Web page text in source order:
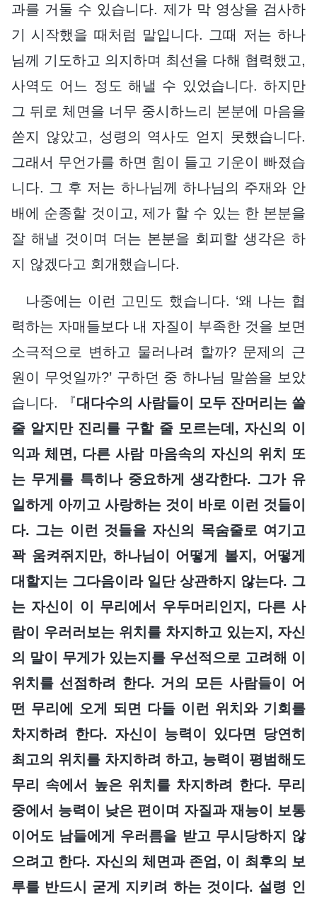
과를 거둘 수 있습니다. 제가 막 영상을 검사하
기 시작했을 때처럼 말입니다. 그때 저는 하나
님께 기도하고 의지하며 최선을 다해 협력했고,
사역도 어느 정도 해낼 수 있었습니다. 하지만
그 뒤로 체면을 너무 중시하느리 본분에 마음을
쏟지 않았고, 성령의 역사도 얻지 못했습니다.
그래서 무언가를 하면 힘이 들고 기운이 빠졌습
니다. 그 후 저는 하나님께 하나님의 주재와 안
배에 순종할 것이고, 제가 할 수 있는 한 본분을
잘 해낼 것이며 더는 본분을 회피할 생각은 하
지 않겠다고 회개했습니다.
나중에는 이런 고민도 했습니다. ‘왜 나는 협
력하는 자매들보다 내 자질이 부족한 것을 보면
소극적으로 변하고 물러나려 할까? 문제의 근
원이 무엇일까?’ 구하던 중 하나님 말씀을 보았
습니다. 『대다수의 사람들이 모두 잔머리는 쓸
줄 알지만 진리를 구할 줄 모르는데, 자신의 이
익과 체면, 다른 사람 마음속의 자신의 위치 또
는 무게를 특히나 중요하게 생각한다. 그가 유
일하게 아끼고 사랑하는 것이 바로 이런 것들이
다. 그는 이런 것들을 자신의 목숨줄로 여기고
꽉 움켜쥐지만, 하나님이 어떻게 볼지, 어떻게
대할지는 그다음이라 일단 상관하지 않는다. 그
는 자신이 이 무리에서 우두머리인지, 다른 사
람이 우러러보는 위치를 차지하고 있는지, 자신
의 말이 무게가 있는지를 우선적으로 고려해 이
위치를 선점하려 한다. 거의 모든 사람들이 어
떤 무리에 오게 되면 다들 이런 위치와 기회를
차지하려 한다. 자신이 능력이 있다면 당연히
최고의 위치를 차지하려 하고, 능력이 평범해도
무리 속에서 높은 위치를 차지하려 한다. 무리
중에서 능력이 낮은 편이며 자질과 재능이 보통
이어도 남들에게 우러름을 받고 무시당하지 않
으려고 한다. 자신의 체면과 존엄, 이 최후의 보
루를 반드시 굳게 지키려 하는 것이다. 설령 인